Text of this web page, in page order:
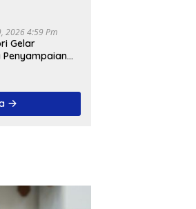
Sejumlah
Strategis
2026 4:59 Pm
Gelar
Penyampaian